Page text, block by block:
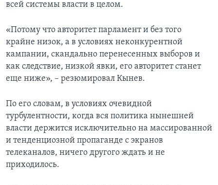
всей системы власти в целом.
«Потому что авторитет парламент и без того
крайне низок, а в условиях неконкурентной
кампании, скандально перенесенных выборов и
как следствие, низкой явки, его авторитет станет
еще ниже», – резюмировал Кынев.
По его словам, в условиях очевидной
турбулентности, когда вся политика нынешней
власти держится исключительно на массированной
и тенденциозной пропаганде с экранов
телеканалов, ничего другого ждать и не
приходилось.